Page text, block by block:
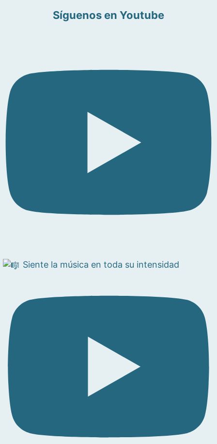
Síguenos en Youtube
Siente la música en toda su intensidad